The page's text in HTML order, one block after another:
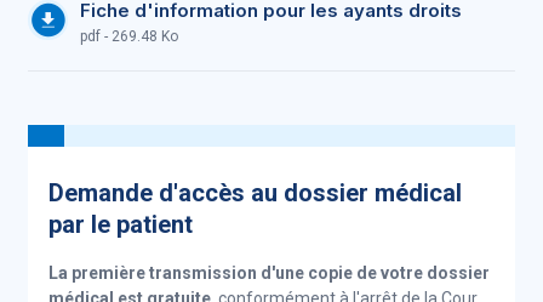
Fiche d'information pour les ayants droits
pdf - 269.48 Ko
Demande d'accès au dossier médical
par le patient
La premièretransmission d'une copie de votre dossier